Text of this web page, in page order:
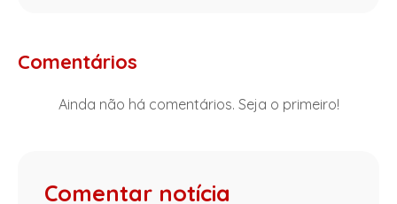
Comentários
Ainda não há comentários. Seja o primeiro!
Comentar notícia